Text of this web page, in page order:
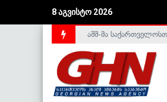
8 აგვისტო 2026
საქართველოს დე-
აშშ-მა